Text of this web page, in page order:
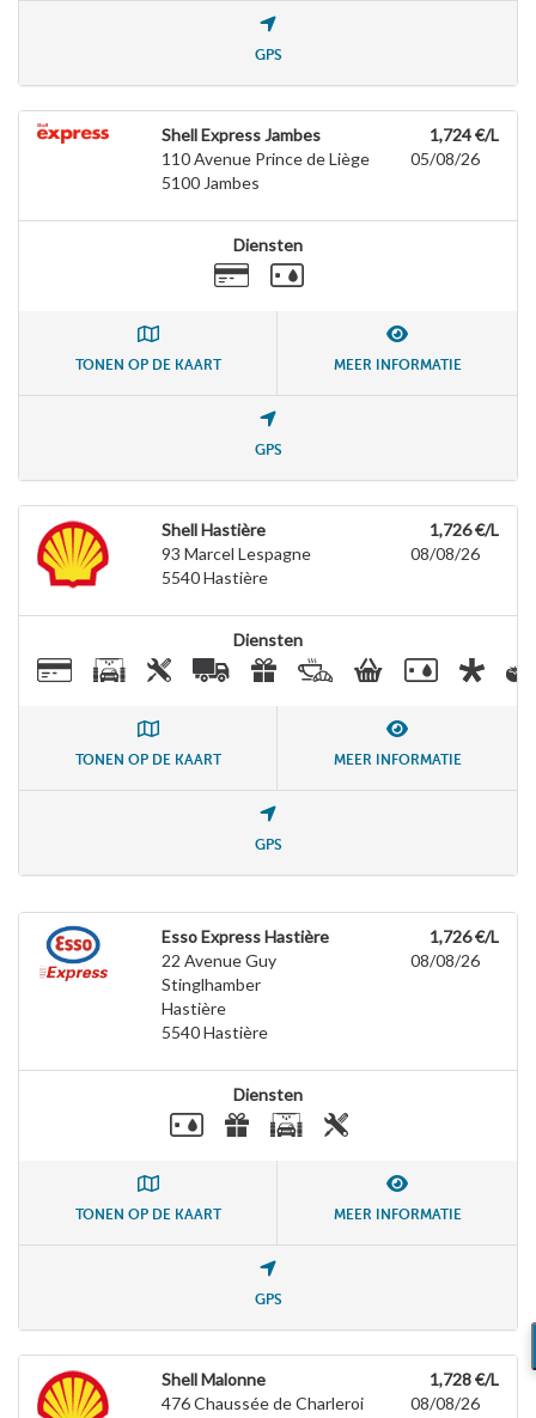
GPS
Shell Express Jambes
110 Avenue Prince de Liège
5100 Jambes
1,724 €/L
05/08/26
Diensten
TONEN OP DE KAART MEER INFORMATIE
GPS
Shell Hastière
93 Marcel Lespagne
5540Hastière
1,726 €/L
08/08/26
Diensten
TONEN OP DE KAART MEER INFORMATIE
GPS
Esso Express Hastière
22 Avenue Guy
Stinglhamber
Hastière
5540Hastière
1,726 €/L
08/08/26
Diensten
TONEN OP DE KAART MEER INFORMATIE
GPS
Shell Malonne
476 Chaussée de Charleroi
1,728 €/L
08/08/26